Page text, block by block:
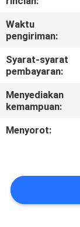
KUALITAS
HUBUNGI
KAMI
BERITA
MINTA
Waktu
pengiriman:
Syarat-syarat
pembayaran:
Menyediakan
kemampuan:
Menyorot: